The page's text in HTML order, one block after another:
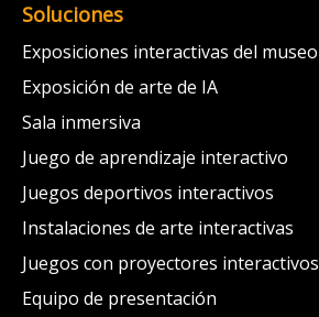
Soluciones
Exposiciones interactivas del museo
Exposición de arte de IA
Sala inmersiva
Juego de aprendizaje interactivo
Juegos deportivos interactivos
Instalaciones de arte interactivas
Juegos con proyectores interactivos
Equipo de presentación